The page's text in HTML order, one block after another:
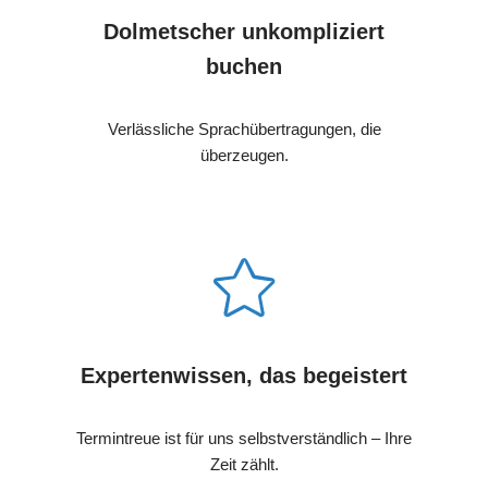
Dolmetscher unkompliziert
buchen
Verlässliche Sprachübertragungen, die
überzeugen.
Expertenwissen, das begeistert
Termintreue ist für uns selbstverständlich – Ihre
Zeit zählt.